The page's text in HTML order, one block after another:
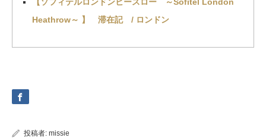
Heathrow～ 】 滞在記 / ロンドン
投稿者: missie